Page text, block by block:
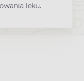
leku.